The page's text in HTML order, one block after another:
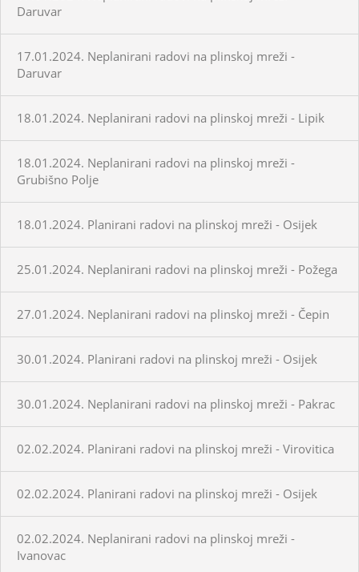
Daruvar
17.01.2024. Neplanirani radovi na plinskoj mreži -
Daruvar
18.01.2024. Neplanirani radovi na plinskoj mreži - Lipik
18.01.2024. Neplanirani radovi na plinskoj mreži -
Grubišno Polje
18.01.2024. Planirani radovi na plinskoj mreži - Osijek
25.01.2024. Neplanirani radovi na plinskoj mreži - Požega
27.01.2024. Neplanirani radovi na plinskoj mreži - Čepin
30.01.2024. Planirani radovi na plinskoj mreži - Osijek
30.01.2024. Neplanirani radovi na plinskoj mreži - Pakrac
02.02.2024. Planirani radovi na plinskoj mreži - Virovitica
02.02.2024. Planirani radovi na plinskoj mreži - Osijek
02.02.2024. Neplanirani radovi na plinskoj mreži -
Ivanovac